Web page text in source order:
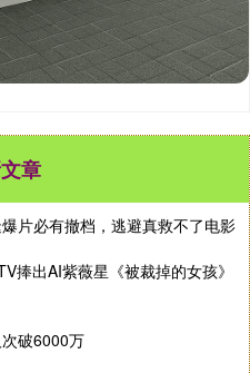
章
片必有撤档，逃避真救不了电影
捧出AI紫薇星《被裁掉的女孩》
破6000万